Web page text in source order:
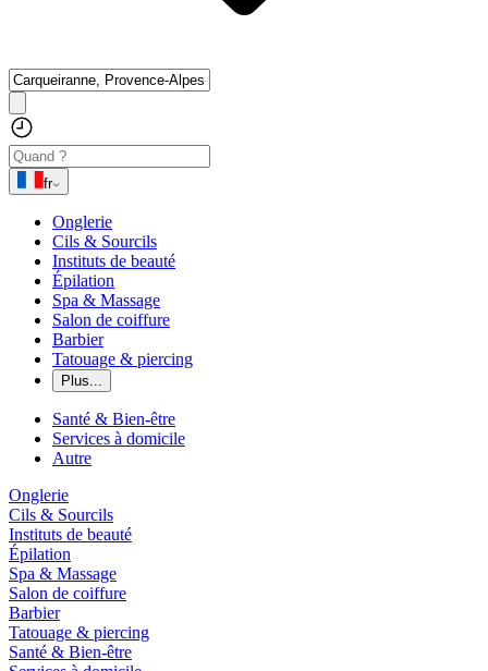
fr
Onglerie
Cils & Sourcils
Instituts de beauté
Épilation
Spa & Massage
Salon de coiffure
Barbier
Tatouage & piercing
Plus...
Santé & Bien-être
Services à domicile
Autre
Onglerie
Cils & Sourcils
Instituts de beauté
Épilation
Spa & Massage
Salon de coiffure
Barbier
Tatouage & piercing
Santé & Bien-être